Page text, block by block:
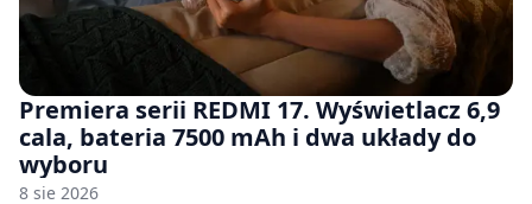
Premiera serii REDMI 17. Wyświetlacz 6,9
cala, bateria 7500 mAh i dwa układy do
wyboru
8 sie 2026